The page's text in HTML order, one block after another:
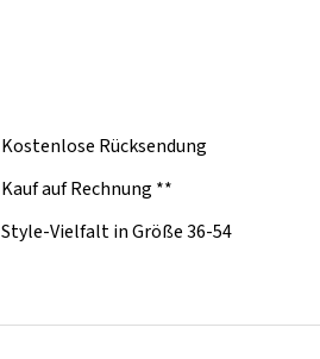
Kostenlose Rücksendung
Kauf auf Rechnung **
Style-Vielfalt in Größe 36-54